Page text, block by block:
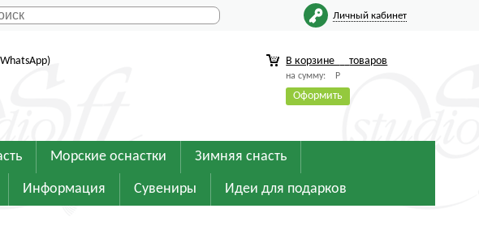
Личный кабинет
В корзине товаров
на сумму: Р
Оформить
Морские оснастки Зимняя снасть
Информация Сувениры Идеи для подарков